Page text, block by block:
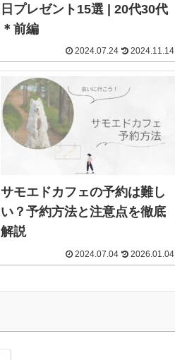
日プレゼント15選 | 20代30代
＊前編
2024.07.24 2024.11.14
サモエドカフェの予約は難し
い？予約方法と注意点を徹底
解説
2024.07.04 2026.01.04